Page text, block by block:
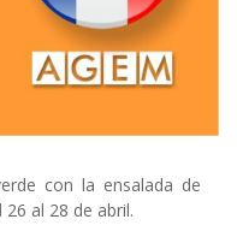
con la ensalada de
al 28 de abril.